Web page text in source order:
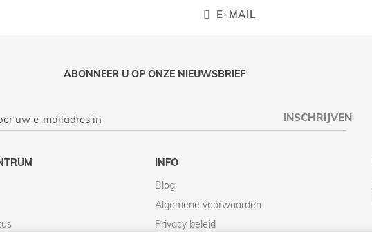
E-MAIL
ABONNEER U OP ONZE NIEUWSBRIEF
INSCHRIJVEN
INFO
Blog
Algemene voorwaarden
Privacy beleid